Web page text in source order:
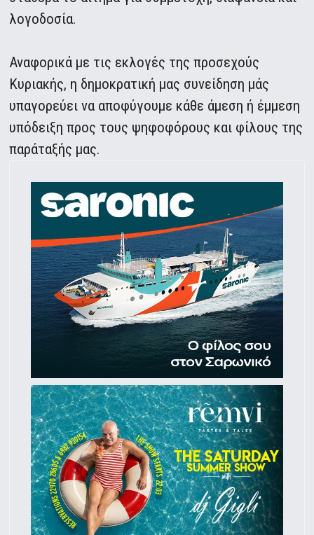
λογοδοσία.
Αναφορικά με τις εκλογές της προσεχούς
Κυριακής, η δημοκρατική μας συνείδηση μάς
υπαγορεύει να αποφύγουμε κάθε άμεση ή έμμεση
υπόδειξη προς τους ψηφοφόρους και φίλους της
παράταξής μας.